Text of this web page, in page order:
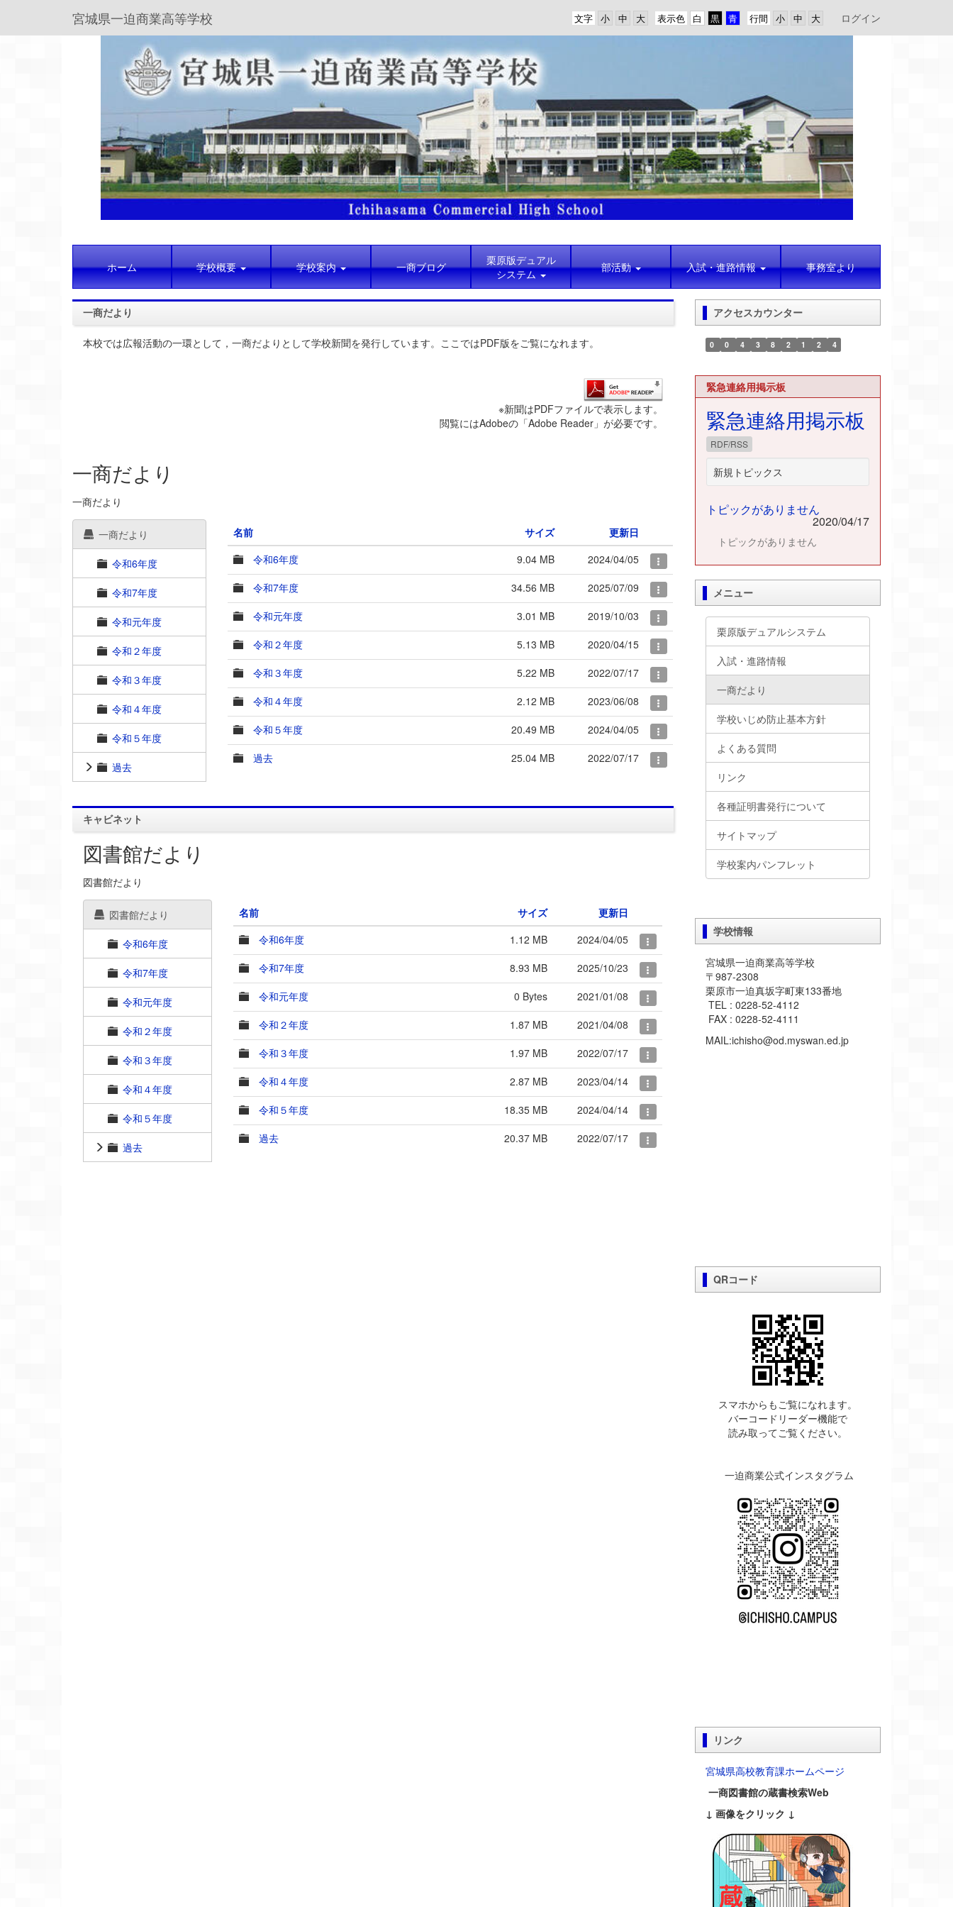
宮城県一迫商業高等学校 行間
表示色
文字 ログイン
ホーム 学校概要 学校案内 一商ブログ
栗原版デュアル
システム
部活動 入試・進路情報 事務室より
一商だより
本校では広報活動の一環として，一商だよりとして学校新聞を発行しています。ここではPDF版をご覧になれます。
※新聞はPDFファイルで表示します。
閲覧にはAdobeの「Adobe Reader」が必要です。
一商だより
一商だより
一商だより
令和6年度
令和7年度
令和元年度
令和２年度
令和３年度
令和４年度
令和５年度
過去
名前 サイズ
更新日
令和6年度
9.04 MB
2024/04/05
令和7年度
34.56 MB
2025/07/09
令和元年度
3.01 MB
2019/10/03
令和２年度
5.13 MB
2020/04/15
令和３年度
5.22 MB
2022/07/17
令和４年度
2.12 MB
2023/06/08
令和５年度
20.49 MB
2024/04/05
過去
25.04 MB 2022/07/17
キャビネット
図書館だより
図書館だより
図書館だより
令和6年度
令和7年度
令和元年度
令和２年度
令和３年度
令和４年度
令和５年度
過去
名前 サイズ
更新日
令和6年度
1.12 MB
2024/04/05
令和7年度
8.93 MB
2025/10/23
令和元年度
0 Bytes
2021/01/08
令和２年度
1.87 MB
2021/04/08
令和３年度
1.97 MB
2022/07/17
令和４年度
2.87 MB
2023/04/14
令和５年度
18.35 MB
2024/04/14
過去
20.37 MB 2022/07/17
アクセスカウンター
0 0 4 3 8 2 1 2 4
緊急連絡用掲示板
緊急連絡用掲示板
RDF/RSS
新規トピックス
トピックがありません
2020/04/17
トピックがありません
メニュー
栗原版デュアルシステム
入試・進路情報
一商だより
学校いじめ防止基本方針
よくある質問
リンク
各種証明書発行について
サイトマップ
学校案内パンフレット
学校情報
宮城県一迫商業高等学校
〒987-2308
栗原市一迫真坂字町東133番地
TEL : 0228-52-4112
FAX : 0228-52-4111
MAIL:ichisho@od.myswan.ed.jp
QRコード
スマホからもご覧になれます。
バーコードリーダー機能で
読み取ってご覧ください。
一迫商業公式インスタグラム
リンク
宮城県高校教育課ホームページ
一商図書館の蔵書検索Web
↓ 画像をクリック ↓